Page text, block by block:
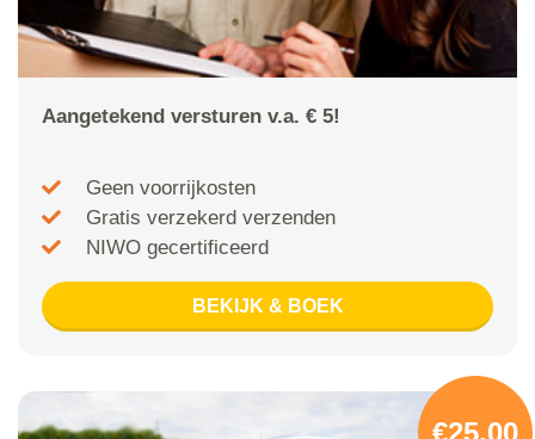
Aangetekend versturen v.a. € 5!
Geen voorrijkosten
Gratis verzekerd verzenden
NIWO gecertificeerd
BEKIJK & BOEK